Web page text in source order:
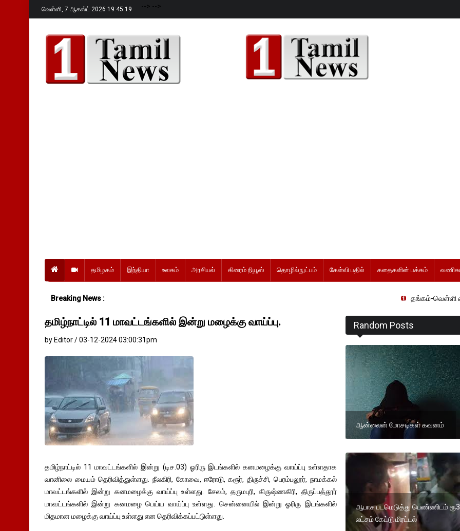
வெள்ளி, 7 ஆகஸ்ட் 2026 19:45:20 --> -->
தமிழகம் இந்தியா உலகம் அரசியல் கிரைம் நியூஸ் தொழில்நுட்பம் கேள்வி பதில் கதைகளின் பக்கம்
Breaking News : தங்கம்-வெள்ளி விலை
தமிழ்நாட்டில் 11 மாவட்டங்களில் இன்று மழைக்கு வாய்ப்பு.
by Editor / 03-12-2024 03:00:31pm
தமிழ்நாட்டில் 11 மாவட்டங்களில் இன்று (டிச.03) ஓரிரு இடங்களில் கனமழைக்கு வாய்ப்பு உள்ளதாக
வானிலை மையம் தெரிவித்துள்ளது. நீலகிரி, கோவை, ஈரோடு, கரூர், திருச்சி, பெரம்பலூர், நாமக்கல்
மாவட்டங்களில் இன்று கனமழைக்கு வாய்ப்பு உள்ளது. சேலம், தருமபுரி, கிருஷ்ணகிரி, திருப்பத்தூர்
மாவட்டங்களில் இன்று கனமழை பெய்ய வாய்ப்பு உள்ளது. சென்னையில் இன்று ஓரிரு இடங்களில்
மிதமான மழைக்கு வாய்ப்பு உள்ளது என தெரிவிக்கப்பட்டுள்ளது.
Random Posts
ஆன்லைன் மோசடிகள் கவனம்
ஆபாச படமெடுத்து பெண்ணிடம்
லட்சம் கேட்டு மிரட்டல்